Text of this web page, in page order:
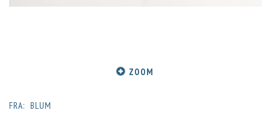
ZOOM
FRA: BLUM